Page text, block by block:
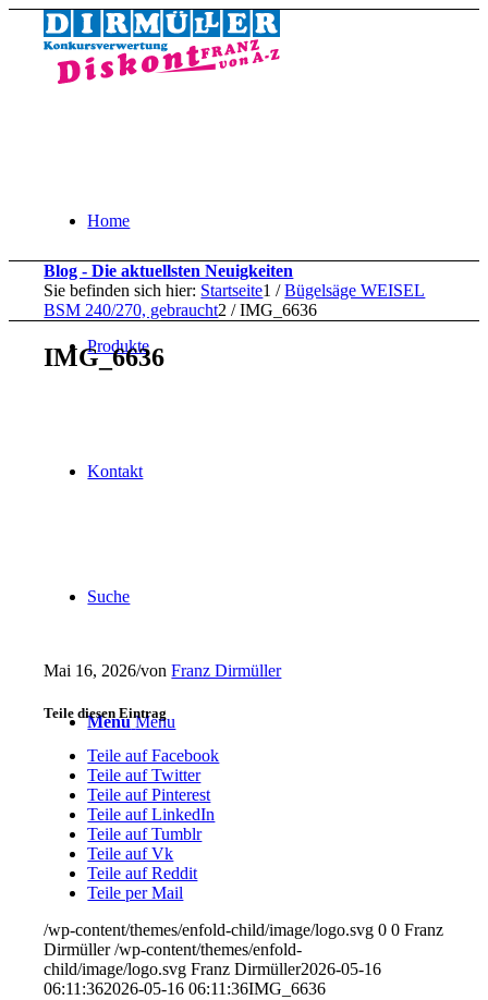
Home
Produkte
Kontakt
Suche
Menu Menu
Blog - Die aktuellsten Neuigkeiten
Sie befinden sich hier: Startseite1 / Bügelsäge WEISEL
BSM 240/270, gebraucht2 / IMG_6636
IMG_6636
Mai 16, 2026/vonFranz Dirmüller
Teile diesen Eintrag
Teile auf Facebook
Teile auf Twitter
Teile auf Pinterest
Teile auf LinkedIn
Teile auf Tumblr
Teile auf Vk
Teile auf Reddit
Teile per Mail
/wp-content/themes/enfold-child/image/logo.svg 0 0 Franz
Dirmüller /wp-content/themes/enfold-
child/image/logo.svg Franz Dirmüller2026-05-16
06:11:362026-05-16 06:11:36IMG_6636